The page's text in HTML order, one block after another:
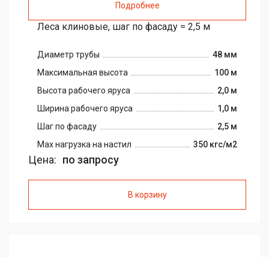
Подробнее
Леса клиновые, шаг по фасаду = 2,5 м
Диаметр трубы
48 мм
Максимальная высота
100 м
Высота рабочего яруса
2,0 м
Ширина рабочего яруса
1,0 м
Шаг по фасаду
2,5 м
Max нагрузка на настил
350 кгс/м2
Цена: по запросу
В корзину